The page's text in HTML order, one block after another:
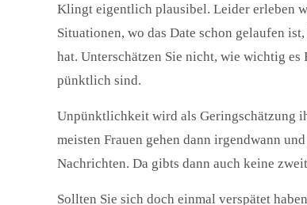
Klingt eigentlich plausibel. Leider erleben
Situationen, wo das Date schon gelaufen
hat. Unterschätzen Sie nicht, wie wichtig es
pünktlich sind.
Unpünktlichkeit wird als Geringschätzung
meisten Frauen gehen dann irgendwann
Nachrichten. Da gibts dann auch keine
Sollten Sie sich doch einmal verspätet